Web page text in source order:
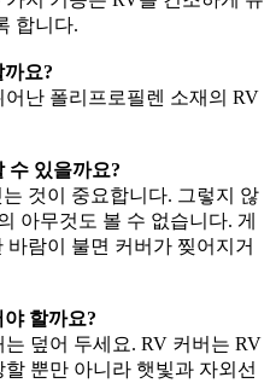
합니다.
요?
난 폴리프로필렌 소재의 RV
수 있을까요?
것이 중요합니다. 그렇지 않
아무것도 볼 수 없습니다. 게
람이 불면 커버가 찢어지거
할까요?
덮어 두세요. RV 커버는 RV
뿐만 아니라 햇빛과 자외선